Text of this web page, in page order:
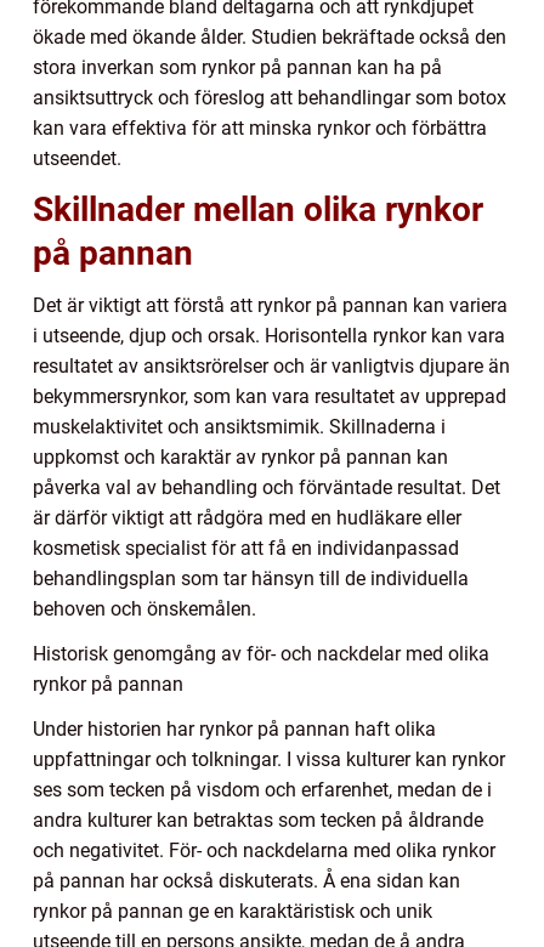
förekommande bland deltagarna och att rynkdjupet
ökade med ökande ålder. Studien bekräftade också den
stora inverkan som rynkor på pannan kan ha på
ansiktsuttryck och föreslog att behandlingar som botox
kan vara effektiva för att minska rynkor och förbättra
utseendet.
Skillnader mellan olika rynkor
på pannan
Det är viktigt att förstå att rynkor på pannan kan variera
i utseende, djup och orsak. Horisontella rynkor kan vara
resultatet av ansiktsrörelser och är vanligtvis djupare än
bekymmersrynkor, som kan vara resultatet av upprepad
muskelaktivitet och ansiktsmimik. Skillnaderna i
uppkomst och karaktär av rynkor på pannan kan
påverka val av behandling och förväntade resultat. Det
är därför viktigt att rådgöra med en hudläkare eller
kosmetisk specialist för att få en individanpassad
behandlingsplan som tar hänsyn till de individuella
behoven och önskemålen.
Historisk genomgång av för- och nackdelar med olika
rynkor på pannan
Under historien har rynkor på pannan haft olika
uppfattningar och tolkningar. I vissa kulturer kan rynkor
ses som tecken på visdom och erfarenhet, medan de i
andra kulturer kan betraktas som tecken på åldrande
och negativitet. För- och nackdelarna med olika rynkor
på pannan har också diskuterats. Å ena sidan kan
rynkor på pannan ge en karaktäristisk och unik
utseende till en persons ansikte, medan de å andra